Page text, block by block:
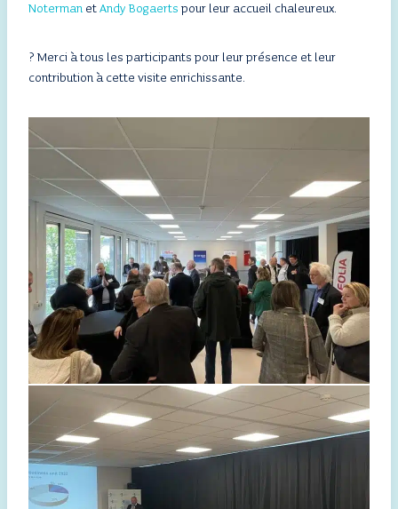
Noterman etAndy Bogaerts pour leur accueil chaleureux.
? Merci à tous les participants pour leur présence et leur
contribution à cette visite enrichissante.